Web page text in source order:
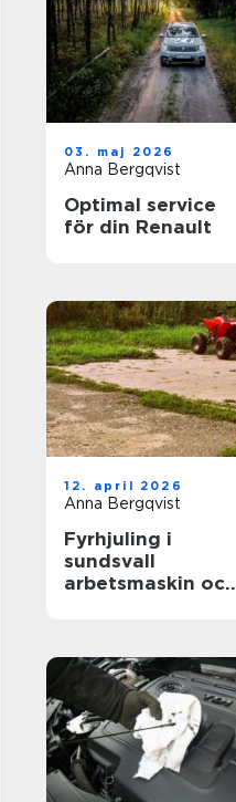
03. maj 2026
Anna Bergqvist
Optimal service
för din Renault
12. april 2026
Anna Bergqvist
Fyrhjuling i
sundsvall
arbetsmaskin och